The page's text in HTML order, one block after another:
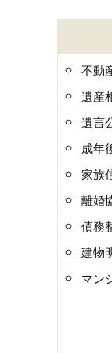
不動
遺産
遺言
成年
家族
離婚
債務
建物
マン